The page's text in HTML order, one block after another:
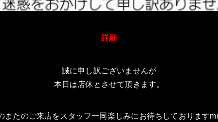
詳細
誠に申し訳ございませんが
本日は店休とさせて頂きます。
またのご来店をスタッフ一同楽しみにお待ちしております